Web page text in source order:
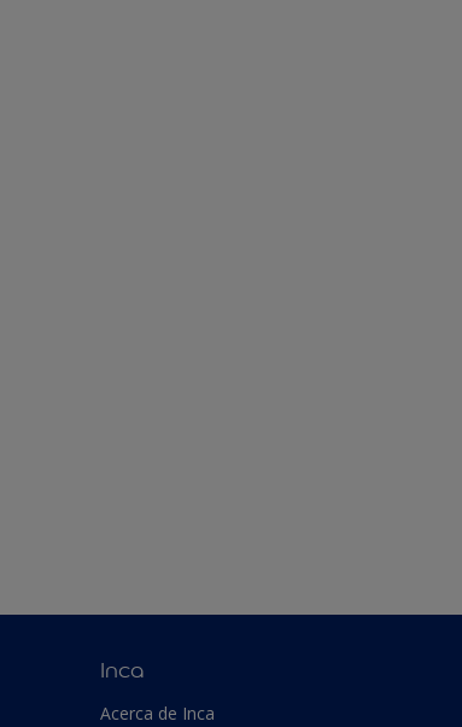
Inca
Acerca de Inca